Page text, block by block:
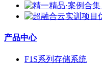
产品中心
F1S系列存储系统